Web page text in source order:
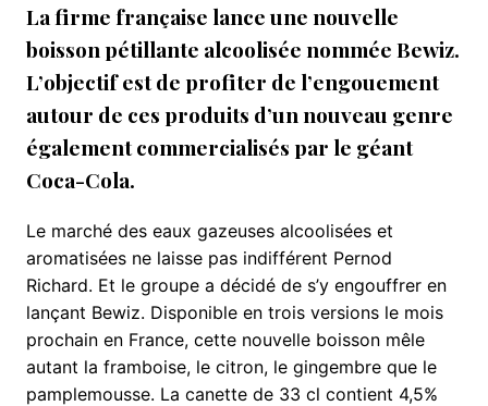
La firme française lance une nouvelle
boisson pétillante alcoolisée nomméeBewiz.
L’objectif est de profiter de l’engouement
autour de ces produits d’un nouveau genre
également commercialisés par le géant
Coca-Cola.
Le marché des eaux gazeuses alcoolisées et
aromatisées ne laisse pas indifférent Pernod
Richard. Et le groupe a décidé de s’y engouffrer en
lançant Bewiz. Disponible en trois versions le mois
prochain en France, cette nouvelle boisson mêle
autant la framboise, le citron, le gingembre que le
pamplemousse. La canette de 33 cl contient 4,5%